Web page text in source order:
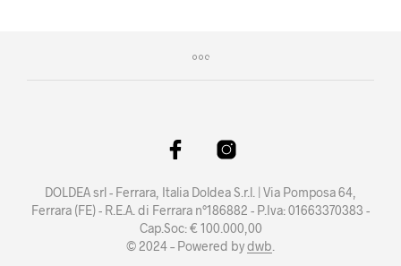
DOLDEA srl - Ferrara, Italia Doldea S.r.l. | Via Pomposa 64,
Ferrara (FE) - R.E.A. di Ferrara n°186882 - P.Iva: 01663370383 -
Cap.Soc: € 100.000,00
© 2024 – Powered bydwb